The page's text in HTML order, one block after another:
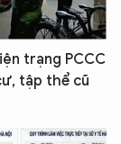
trạng PCCC
tập thể cũ